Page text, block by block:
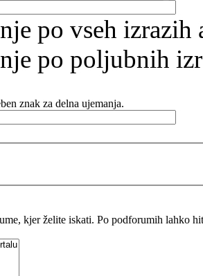
po vseh izrazih
po poljubnih
znak za delna ujemanja.
kjer želite iskati. Po podforumih lahko